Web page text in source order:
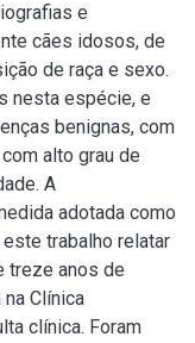
e
cães idosos, de
de raça e sexo.
nesta espécie, e
benignas, com
alto grau de
A
adotada como
trabalho relatar
treze anos de
Clínica
clínica. Foram